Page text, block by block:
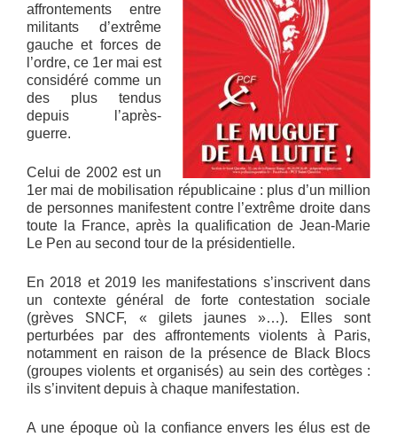
affrontements entre
militants d’extrême
gauche et forces de
l’ordre, ce 1er mai est
considéré comme un
des plus tendus
depuis l’après-
guerre.
Celui de 2002 est un
1er mai de mobilisation républicaine : plus d’un million
de personnes manifestent contre l’extrême droite dans
toute la France, après la qualification de Jean-Marie
Le Pen au second tour de la présidentielle.
En 2018 et 2019 les manifestations s’inscrivent dans
un contexte général de forte contestation sociale
(grèves SNCF, « gilets jaunes »…). Elles sont
perturbées par des affrontements violents à Paris,
notamment en raison de la présence de Black Blocs
(groupes violents et organisés) au sein des cortèges :
ils s’invitent depuis à chaque manifestation.
A une époque où la confiance envers les élus est de